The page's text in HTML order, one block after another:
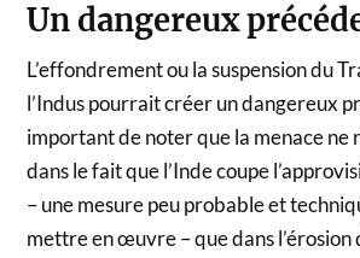
Un dangereux
L’effondrement ou la suspension du
l’Indus pourrait créer un dangereux
important de noter que la menace ne
dans le fait que l’Inde coupe
– une mesure peu probable et
mettre en œuvre – que dans l’érosion